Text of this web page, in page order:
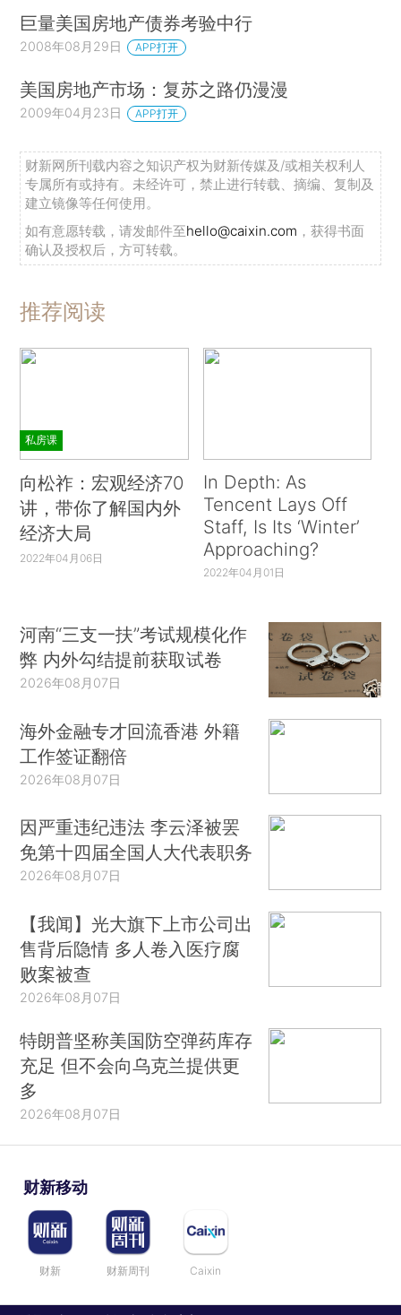
巨量美国房地产债券考验中行
2008年08月29日 APP打开
美国房地产市场：复苏之路仍漫漫
2009年04月23日 APP打开
财新网所刊载内容之知识产权为财新传媒及/或相关权利人
专属所有或持有。未经许可，禁止进行转载、摘编、复制及
建立镜像等任何使用。
如有意愿转载，请发邮件至hello@caixin.com ，获得书面
确认及授权后，方可转载。
推荐阅读
私房课
向松祚：宏观经济70
讲，带你了解国内外
经济大局
2022年04月06日
In Depth: As
Tencent Lays Off
Staff, Is Its ‘Winter’
Approaching?
2022年04月01日
河南“三支一扶”考试规模化作
弊 内外勾结提前获取试卷
2026年08月07日
海外金融专才回流香港 外籍
工作签证翻倍
2026年08月07日
因严重违纪违法 李云泽被罢
免第十四届全国人大代表职务
2026年08月07日
【我闻】光大旗下上市公司出
售背后隐情 多人卷入医疗腐
败案被查
2026年08月07日
特朗普坚称美国防空弹药库存
充足 但不会向乌克兰提供更
多
2026年08月07日
财新移动
财新 财新周刊 Caixin